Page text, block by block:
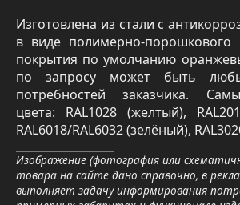
Изготовлена из стали с
в виде полимерно-порошкового
покрытия по умолчанию
по запросу может быть
потребностей заказчика.
цвета: RAL1028 (желтый),
RAL6018/RAL6032 (зелёный),
Изображение (фотография или
товара на сайте дано справочно, в
выполняет задачу информирования